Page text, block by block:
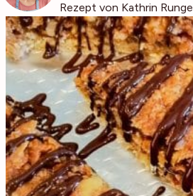
Rezept von Kathrin Runge